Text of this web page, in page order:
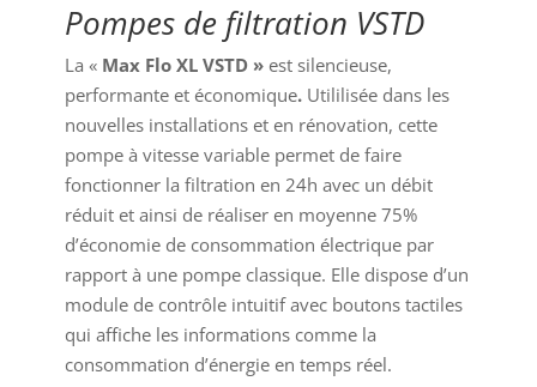
Pompes de filtration VSTD
La « Max Flo XL VSTD » est silencieuse,
performante et économique. Utililisée dans les
nouvelles installations et en rénovation, cette
pompe à vitesse variable permet de faire
fonctionner la filtration en 24h avec un débit
réduit et ainsi de réaliser en moyenne 75%
d’économie de consommation électrique par
rapport à une pompe classique. Elle dispose d’un
module de contrôle intuitif avec boutons tactiles
qui affiche les informations comme la
consommation d’énergie en temps réel.